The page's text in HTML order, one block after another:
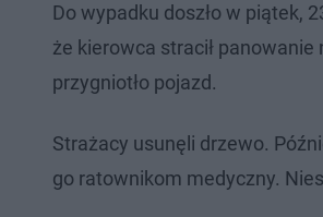
Do wypadku doszło w piątek,
że kierowca stracił panowanie
przygniotło pojazd.
Strażacy usunęli drzewo.
go ratownikom medyczny.